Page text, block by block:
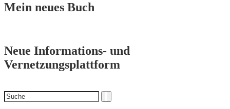
Mein neues Buch
Neue Informations- und
Vernetzungsplattform
Suchen
nach